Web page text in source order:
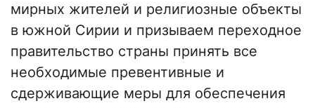
мирных жителей и религиозные объекты
в южной Сирии и призываем переходное
правительство страны принять все
необходимые превентивные и
сдерживающие меры для обеспечения